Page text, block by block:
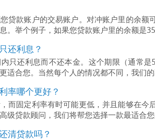
贷款账户的交易账户。对冲账户里的余
。举个例子，如果您贷款账户里的余额是
还利息？
只还利息而不还本金。这个期限（通常
适合您。当然每个人的情况都不同，我们
率哪个更好？
而固定利率有时可能更低，并且能够在
级贷款顾问，我们将帮您选择一款最适合您
清贷款吗？